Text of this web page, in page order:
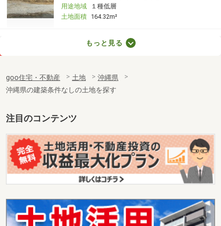
用途地域
１種低層
土地面積 164.32m²
沖縄県浦添市仲間２丁目
用途地域
１種低層
土地面積 152.42m²
沖縄県浦添市仲間２丁目
価 格
6,798万円
住 所
沖縄県浦添市仲間２丁目
用途地域 １種低層
土地面積 316.74m²
価 格
13億6,830万円
住 所
沖縄県名護市字安部
もっと見る
goo住宅・不動産 土地
沖縄県
沖縄県の建築条件なしの土地を探す
注目のコンテンツ